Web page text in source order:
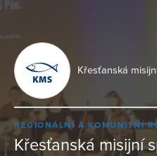
Křesťanská
REGIONÁLNÍ A KOMUNITNÍ
Křesťanská misijní